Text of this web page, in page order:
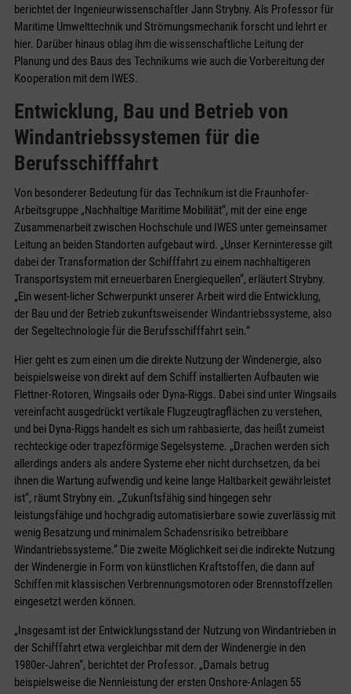
berichtet der Ingenieurwissenschaftler Jann Strybny. Als Professor für
Maritime Umwelttechnik und Strömungsmechanik forscht und lehrt er
hier. Darüber hinaus oblag ihm die wissenschaftliche Leitung der
Planung und des Baus des Technikums wie auch die Vorbereitung der
Kooperation mit dem IWES.
Entwicklung, Bau und Betrieb von
Windantriebssystemen für die
Berufsschifffahrt
Von besonderer Bedeutung für das Technikum ist die Fraunhofer-
Arbeitsgruppe „Nachhaltige Maritime Mobilität“, mit der eine enge
Zusammenarbeit zwischen Hochschule und IWES unter gemeinsamer
Leitung an beiden Standorten aufgebaut wird. „Unser Kerninteresse gilt
dabei der Transformation der Schifffahrt zu einem nachhaltigeren
Transportsystem mit erneuerbaren Energiequellen“, erläutert Strybny.
„Ein wesent-licher Schwerpunkt unserer Arbeit wird die Entwicklung,
der Bau und der Betrieb zukunftsweisender Windantriebssysteme, also
der Segeltechnologie für die Berufsschifffahrt sein.“
Hier geht es zum einen um die direkte Nutzung der Windenergie, also
beispielsweise von direkt auf dem Schiff installierten Aufbauten wie
Flettner-Rotoren, Wingsails oder Dyna-Riggs. Dabei sind unter Wingsails
vereinfacht ausgedrückt vertikale Flugzeugtragflächen zu verstehen,
und bei Dyna-Riggs handelt es sich um rahbasierte, das heißt zumeist
rechteckige oder trapezförmige Segelsysteme. „Drachen werden sich
allerdings anders als andere Systeme eher nicht durchsetzen, da bei
ihnen die Wartung aufwendig und keine lange Haltbarkeit gewährleistet
ist“, räumt Strybny ein. „Zukunftsfähig sind hingegen sehr
leistungsfähige und hochgradig automatisierbare sowie zuverlässig mit
wenig Besatzung und minimalem Schadensrisiko betreibbare
Windantriebssysteme.“ Die zweite Möglichkeit sei die indirekte Nutzung
der Windenergie in Form von künstlichen Kraftstoffen, die dann auf
Schiffen mit klassischen Verbrennungsmotoren oder Brennstoffzellen
eingesetzt werden können.
„Insgesamt ist der Entwicklungsstand der Nutzung von Windantrieben in
der Schifffahrt etwa vergleichbar mit dem der Windenergie in den
1980er-Jahren“, berichtet der Professor. „Damals betrug
beispielsweise die Nennleistung der ersten Onshore-Anlagen 55